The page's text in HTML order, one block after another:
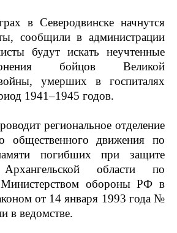
в Северодвинске начнутся
сообщили в администрации
будут искать неучтенные
бойцов Великой
умерших в госпиталях
1941–1945 годов.
региональное отделение
общественного движения по
погибших при защите
области по
Министерством обороны РФ в
от 14 января 1993 года №
в ведомстве.